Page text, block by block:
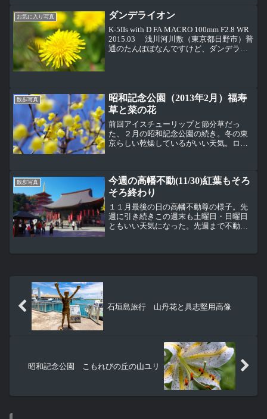
お気に入り写真 ダンデライオン
K-5IIs with D FA MACRO 100mm F2.8 WR
2015.03 浅川河川敷（東京都日野市）普
通のたんぽぽなんですけど、ダンデライ
散歩写真
昭和記念公園（2013年2月）福寿
草と菜の花
前回アイスチューリップと節分草だっ
た、２月の昭和記念公園の続き。冬の東
京らしい乾燥しているがいい天気。ロウ
けたラッパスイセン。この日...
散歩写真
今週の高幡不動(11/30)紅葉もそろ
そろ終わり
１１月最後の日の高幡不動尊の様子。先
週に引き続きこの週末も土曜日・日曜日
ともいい天気になった。先週まで不動堂
チラホラ見られるが七五三参りは１１月
石垣島旅行 山丹花と具志堅用高像
昭和記念公園 こもれびの丘の山ユリ